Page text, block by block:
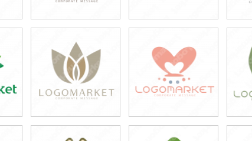
39,800円
(税込43,780円)
39,800円
(税込43,780円)